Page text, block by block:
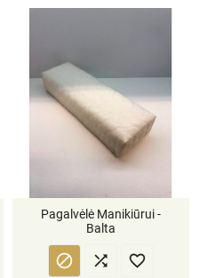
Pagalvėlė Manikiūrui -
Balta
  